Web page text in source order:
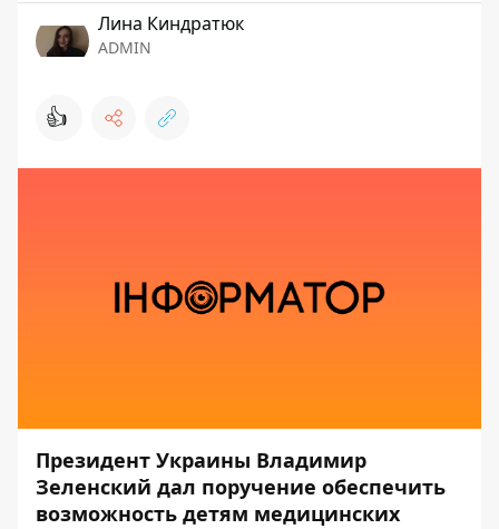
Лина Киндратюк
ADMIN
👍
Президент Украины Владимир
Зеленский дал поручение обеспечить
возможность детям медицинских